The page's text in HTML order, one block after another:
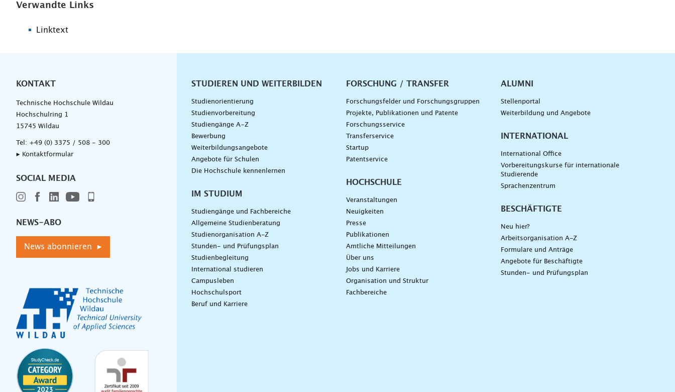
Verwandte Links
Linktext
KONTAKT
Technische Hochschule Wildau
Hochschulring 1
15745 Wildau
Tel: +49 (0) 3375 / 508 - 300
▸ Kontaktformular
SOCIAL MEDIA
NEWS-ABO
News abonnieren ▸
Unternavigation
STUDIEREN UND WEITERBILDEN
Studienorientierung
Studienvorbereitung
Studiengänge A–Z
Bewerbung
Weiterbildungsangebote
Angebote für Schulen
Die Hochschule kennenlernen
IM STUDIUM
Studiengänge und Fachbereiche
Allgemeine Studienberatung
Studienorganisation A-Z
Stunden- und Prüfungsplan
Studienbegleitung
International studieren
Campusleben
Hochschulsport
Beruf und Karriere
FORSCHUNG / TRANSFER
Forschungsfelder und Forschungsgruppen
Projekte, Publikationen und Patente
Forschungsservice
Transferservice
Startup
Patentservice
HOCHSCHULE
Veranstaltungen
Neuigkeiten
Presse
Publikationen
Amtliche Mitteilungen
Über uns
Jobs und Karriere
Organisation und Struktur
Fachbereiche
ALUMNI
Stellenportal
Weiterbildung und Angebote
INTERNATIONAL
International Office
Vorbereitungskurse für internationale
Studierende
Sprachenzentrum
BESCHÄFTIGTE
Neu hier?
Arbeitsorganisation A-Z
Formulare und Anträge
Angebote für Beschäftigte
Stunden- und Prüfungsplan